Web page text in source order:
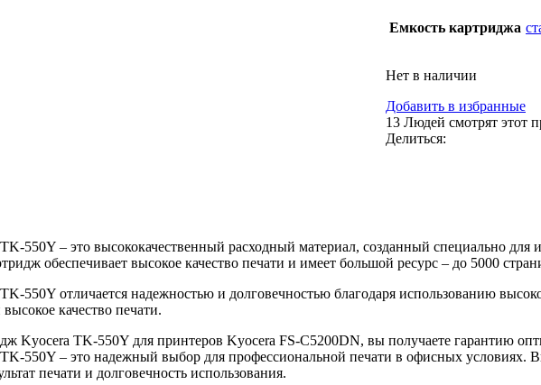
Емкость картриджа
Нет в наличии
Добавить в избранные
13 Людей смотрят этот
Делиться:
550Y – это высококачественный расходный материал, созданный специально для
обеспечивает высокое качество печати и имеет большой ресурс – до 5000
550Y отличается надежностью и долговечностью благодаря использованию
качество печати.
Kyocera TK-550Y для принтеров Kyocera FS-C5200DN, вы получаете гарантию
550Y – это надежный выбор для профессиональной печати в офисных условиях.
печати и долговечность использования.